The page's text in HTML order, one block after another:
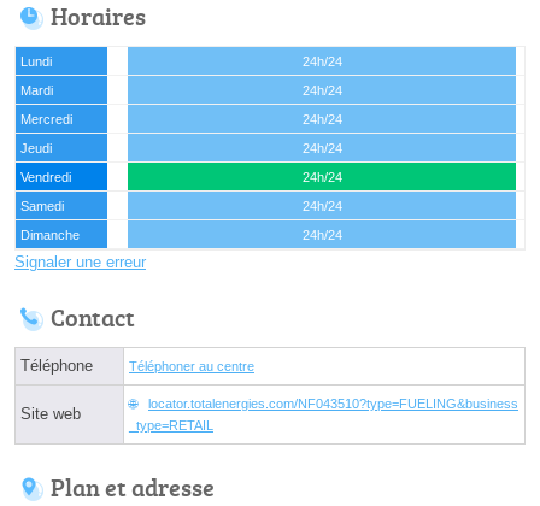
Horaires
Lundi
24h/24
Mardi
24h/24
Mercredi
24h/24
Jeudi
24h/24
Vendredi
24h/24
Samedi
24h/24
Dimanche
24h/24
Signaler une erreur
Contact
Téléphone Téléphoner au centre
Site web
locator.totalenergies.com/NF043510?type=FUELING&business
_type=RETAIL
Plan et adresse